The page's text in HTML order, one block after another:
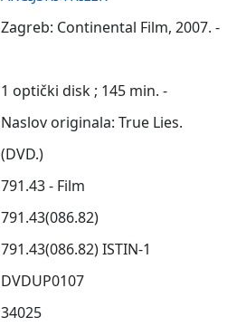
Zagreb: Continental Film, 2007. -
1 optički disk ; 145 min. -
Naslov originala: True Lies.
(DVD.)
791.43 - Film
791.43(086.82)
791.43(086.82) ISTIN-1
DVDUP0107
34025